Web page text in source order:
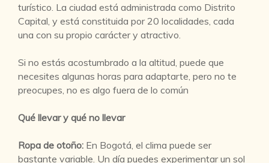
turístico. La ciudad está administrada como Distrito
Capital, y está constituida por 20 localidades, cada
una con su propio carácter y atractivo.
Si no estás acostumbrado a la altitud, puede que
necesites algunas horas para adaptarte, pero no te
preocupes, no es algo fuera de lo común
Qué llevar y qué no llevar
Ropa de otoño: En Bogotá, el clima puede ser
bastante variable. Un día puedes experimentar un sol